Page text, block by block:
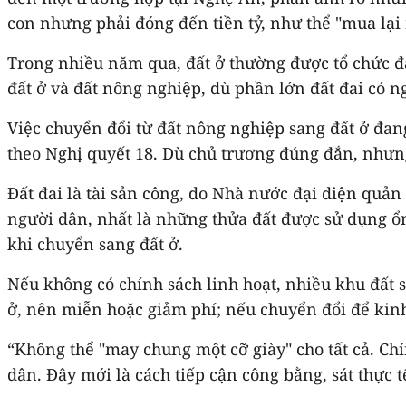
con nhưng phải đóng đến tiền tỷ, như thể "mua
Trong nhiều năm qua, đất ở thường được tổ chức
đất ở và đất nông nghiệp, dù phần lớn đất đai có
Việc chuyển đổi từ đất nông nghiệp sang đất ở
theo Nghị quyết 18. Dù chủ trương đúng đắn,
Đất đai là tài sản công, do Nhà nước đại diện
người dân, nhất là những thửa đất được sử dụng
khi chuyển sang đất ở.
Nếu không có chính sách linh hoạt, nhiều khu đất
ở, nên miễn hoặc giảm phí; nếu chuyển đổi để
“Không thể "may chung một cỡ giày" cho tất cả.
dân. Đây mới là cách tiếp cận công bằng, sát